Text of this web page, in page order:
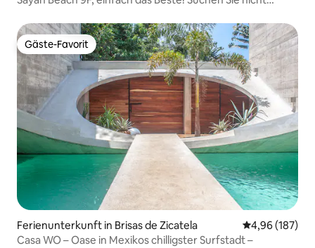
Gäste-Favorit
Gäste-Favorit
Ferienunterkunft in Brisas de Zicatela
4,96 (187)
Casa WO – Oase in Mexikos chilligster Surfstadt –